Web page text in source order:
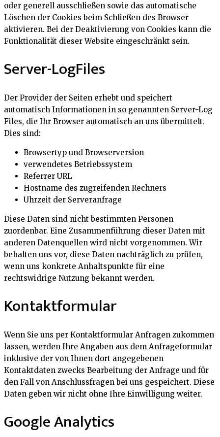
oder generell ausschließen sowie das automatische
Löschen der Cookies beim Schließen des Browser
aktivieren. Bei der Deaktivierung von Cookies kann die
Funktionalität dieser Website eingeschränkt sein.
Server-LogFiles
Der Provider der Seiten erhebt und speichert
automatisch Informationen in so genannten Server-Log
Files, die Ihr Browser automatisch an uns übermittelt.
Dies sind:
Browsertyp und Browserversion
verwendetes Betriebssystem
Referrer URL
Hostname des zugreifenden Rechners
Uhrzeit der Serveranfrage
Diese Daten sind nicht bestimmten Personen
zuordenbar. Eine Zusammenführung dieser Daten mit
anderen Datenquellen wird nicht vorgenommen. Wir
behalten uns vor, diese Daten nachträglich zu prüfen,
wenn uns konkrete Anhaltspunkte für eine
rechtswidrige Nutzung bekannt werden.
Kontaktformular
Wenn Sie uns per Kontaktformular Anfragen zukommen
lassen, werden Ihre Angaben aus dem Anfrageformular
inklusive der von Ihnen dort angegebenen
Kontaktdaten zwecks Bearbeitung der Anfrage und für
den Fall von Anschlussfragen bei uns gespeichert. Diese
Daten geben wir nicht ohne Ihre Einwilligung weiter.
Google Analytics